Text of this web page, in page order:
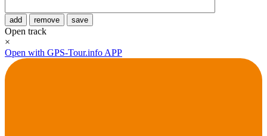
add remove save
Open track
×
Open with GPS-Tour.info APP